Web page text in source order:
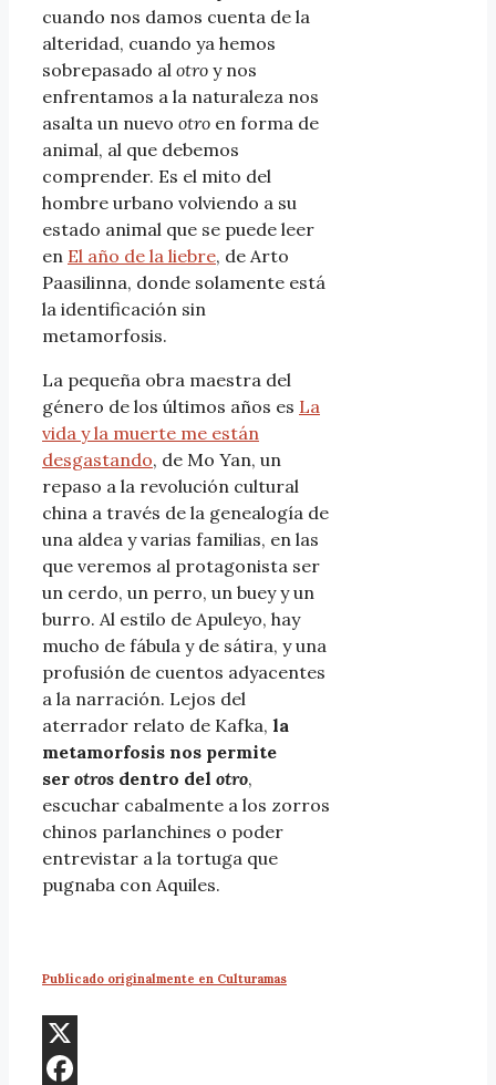
cuando nos damos cuenta de la
alteridad, cuando ya hemos
sobrepasado al otro y nos
enfrentamos a la naturaleza nos
asalta un nuevo otro en forma de
animal, al que debemos
comprender. Es el mito del
hombre urbano volviendo a su
estado animal que se puede leer
en El año de la liebre, de Arto
Paasilinna, donde solamente está
la identificación sin
metamorfosis.
La pequeña obra maestra del
género de los últimos años es La
vida y la muerte me están
desgastando, de Mo Yan, un
repaso a la revolución cultural
china a través de la genealogía de
una aldea y varias familias, en las
que veremos al protagonista ser
un cerdo, un perro, un buey y un
burro. Al estilo de Apuleyo, hay
mucho de fábula y de sátira, y una
profusión de cuentos adyacentes
a la narración. Lejos del
aterrador relato de Kafka, la
metamorfosis nos permite
ser otros dentro del otro,
escuchar cabalmente a los zorros
chinos parlanchines o poder
entrevistar a la tortuga que
pugnaba con Aquiles.
Publicado originalmente en Culturamas
X